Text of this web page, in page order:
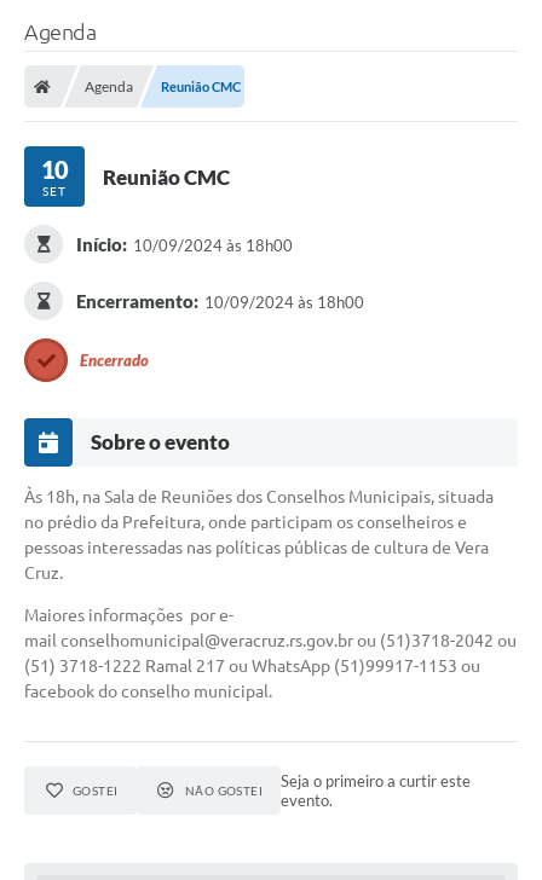
Agenda
Agenda Reunião CMC
10
SET
Reunião CMC
Início: 10/09/2024 às 18h00
Encerramento: 10/09/2024 às 18h00
Encerrado
Sobre o evento
Às 18h, na Sala de Reuniões dos Conselhos Municipais, situada
no prédio da Prefeitura, onde participam os conselheiros e
pessoas interessadas nas políticas públicas de cultura de Vera
Cruz.
Maiores informações por e-
mail conselhomunicipal@veracruz.rs.gov.brou (51)3718-2042 ou
(51) 3718-1222 Ramal 217 ou WhatsApp (51)99917-1153 ou
facebook do conselho municipal.
GOSTEI NÃO GOSTEI
Seja o primeiro a curtir este
evento.